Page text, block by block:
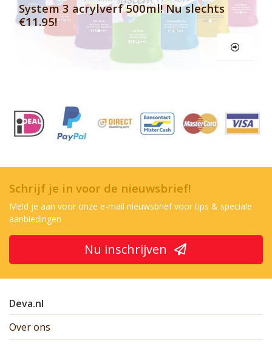
System 3 acrylverf 500ml! Nu slechts
€11.95!
Schrijf je in voor de nieuwsbrief!
Meld je aan voor onze e-mail nieuwsbrief voor tips & speciale
aanbiedingen
Nu inschrijven
Deva.nl
Over ons